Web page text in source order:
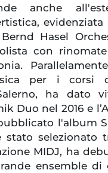
anche
Hasel
con
per i corsi
ha dato
Duo nel 2016 e
l'album
stato
MIDJ, ha
ensemble